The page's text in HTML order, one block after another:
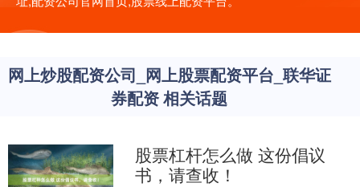
网上炒股配资公司_网上股票配资平台_联华证
券配资 相关话题
股票杠杆怎么做 这份倡议
书，请查收！